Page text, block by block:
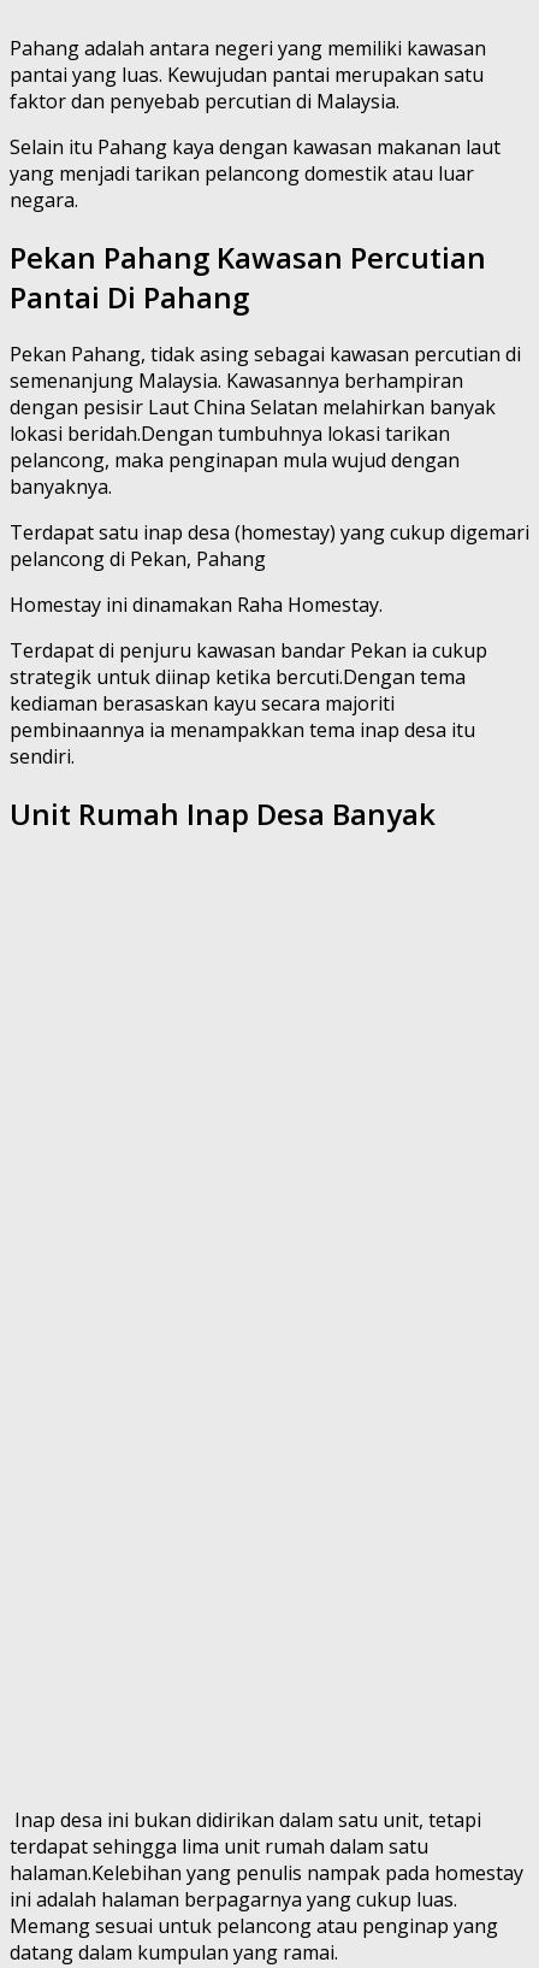
Pahang adalah antara negeri yang memiliki kawasan
pantai yang luas. Kewujudan pantai merupakan satu
faktor dan penyebab percutian di Malaysia.
Selain itu Pahang kaya dengan kawasan makanan laut
yang menjadi tarikan pelancong domestik atau luar
negara.
Pekan Pahang Kawasan Percutian
Pantai Di Pahang
Pekan Pahang, tidak asing sebagai kawasan percutian di
semenanjung Malaysia. Kawasannya berhampiran
dengan pesisir Laut China Selatan melahirkan banyak
lokasi beridah.Dengan tumbuhnya lokasi tarikan
pelancong, maka penginapan mula wujud dengan
banyaknya.
Terdapat satu inap desa (homestay) yang cukup digemari
pelancong di Pekan, Pahang
Homestay ini dinamakan Raha Homestay.
Terdapat di penjuru kawasan bandar Pekan ia cukup
strategik untuk diinap ketika bercuti.Dengan tema
kediaman berasaskan kayu secara majoriti
pembinaannya ia menampakkan tema inap desa itu
sendiri.
Unit Rumah Inap Desa Banyak
Inap desa ini bukan didirikan dalam satu unit, tetapi
terdapat sehingga lima unit rumah dalam satu
halaman.Kelebihan yang penulis nampak pada homestay
ini adalah halaman berpagarnya yang cukup luas.
Memang sesuai untuk pelancong atau penginap yang
datang dalam kumpulan yang ramai.